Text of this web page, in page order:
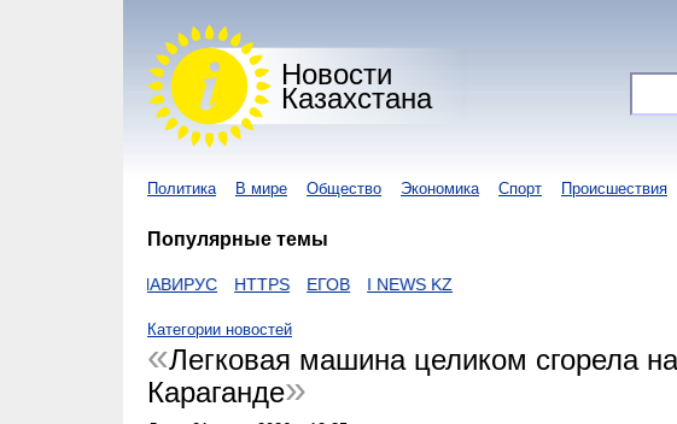
Новости
Казахстана
Политика В мире Общество Экономика Спорт Происшествия
Популярные темы
КОРОНАВИРУС HTTPS ЕГОВ I NEWS KZ
Категории новостей
Легковая машина целиком сгорела
Караганде